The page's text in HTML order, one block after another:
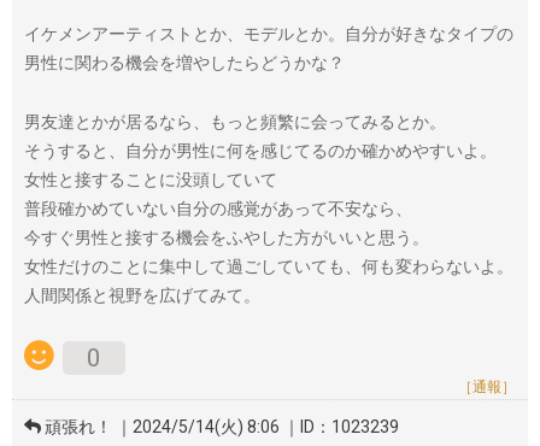
イケメンアーティストとか、モデルとか。自分が好きなタイプの
男性に関わる機会を増やしたらどうかな？
男友達とかが居るなら、もっと頻繁に会ってみるとか。
そうすると、自分が男性に何を感じてるのか確かめやすいよ。
女性と接することに没頭していて
普段確かめていない自分の感覚があって不安なら、
今すぐ男性と接する機会をふやした方がいいと思う。
女性だけのことに集中して過ごしていても、何も変わらないよ。
人間関係と視野を広げてみて。
0
［通報］
頑張れ！ ｜2024/5/14(火) 8:06 ｜ID：1023239